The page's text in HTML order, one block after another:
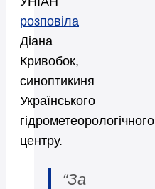
розповіла
Діана
Кривобок,
синоптикиня
Українського
гідрометеорологічного
центру.
“За